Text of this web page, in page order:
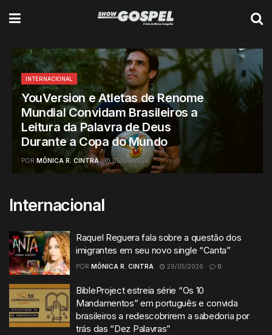
INTERNACIONAL
YouVersion e Atletas de Renome
Mundial Convidam Brasileiros a
Leitura da Palavra de Deus
Durante a Copa do Mundo
POR MÔNICA R. CINTRA 05/06/2026
Internacional
Raquel Reguera fala sobre a questão dos
imigrantes em seu novo single “Canta”
POR MÔNICA R. CINTRA 29/05/2026 0
BibleProject estreia série “Os 10
Mandamentos” em português e convida
brasileiros a redescobrirem a sabedoria por
trás das “Dez Palavras”